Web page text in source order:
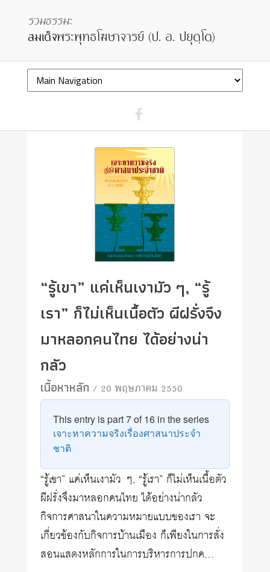
“รู้เขา” แค่เห็นเงามัว ๆ, “รู้
เรา” ก็ไม่เห็นเนื้อตัว ผีฝรั่งจึง
มาหลอกคนไทย ได้อย่างน่า
กลัว
เนื้อหาหลัก/ 20 พฤษภาคม 2550
This entry is part 7 of 16 in the series
เจาะหาความจริงเรื่องศาสนาประจำ
ชาติ
“รู้เขา” แค่เห็นเงามัว ๆ, “รู้เรา” ก็ไม่เห็นเนื้อตัว
ผีฝรั่งจึงมาหลอกคนไทย ได้อย่างน่ากลัว
กิจการศาสนาในความหมายแบบของเรา จะ
เกี่ยวข้องกับกิจการบ้านเมือง ก็เพียงในการสั่ง
สอนแสดงหลักการในการบริหารการปกค…